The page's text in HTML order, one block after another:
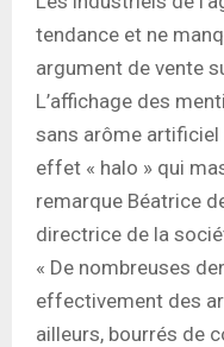
tendance et ne
argument de vente
L’affichage des
sans arôme artificiel
effet « halo » qui
remarque Béatrice
directrice de la
« De nombreuses
effectivement des
ailleurs, bourrés de